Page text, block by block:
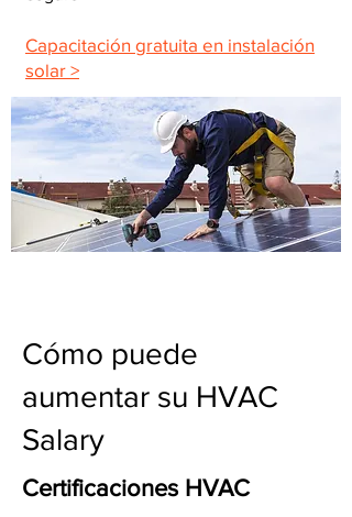
Capacitación gratuita en instalación
solar >
Cómo puede
aumentar su HVAC
Salary
Certificaciones HVAC